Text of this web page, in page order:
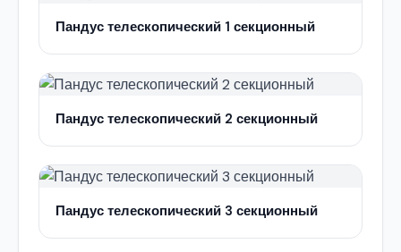
Пандус телескопический 1 секционный
Пандус телескопический 2 секционный
Пандус телескопический 3 секционный